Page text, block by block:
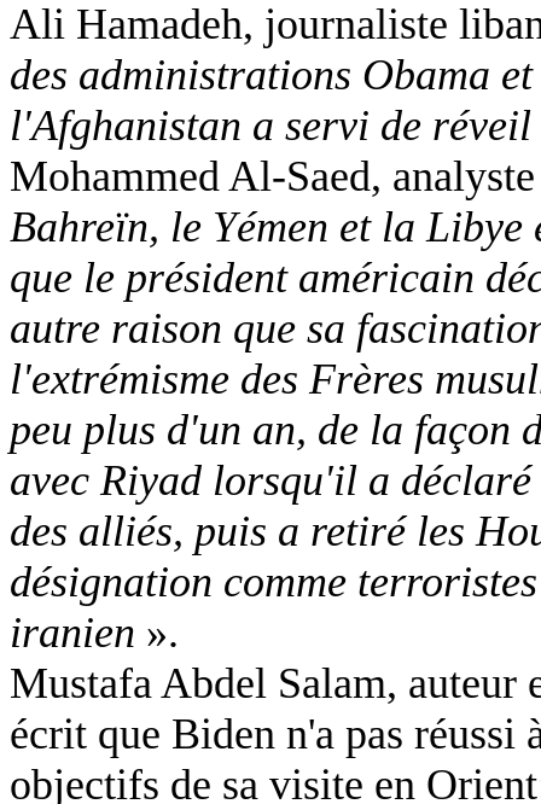
Ali Hamadeh, journaliste
des administrations Obama
l'Afghanistan a servi de
Mohammed Al-Saed,
Bahreïn, le Yémen et la Libye
que le président américain
autre raison que sa
l'extrémisme des Frères
peu plus d'un an, de la façon
avec Riyad lorsqu'il a
des alliés, puis a retiré les
désignation comme
iranien ».
Mustafa Abdel Salam, auteur
écrit que Biden n'a pas
objectifs de sa visite en